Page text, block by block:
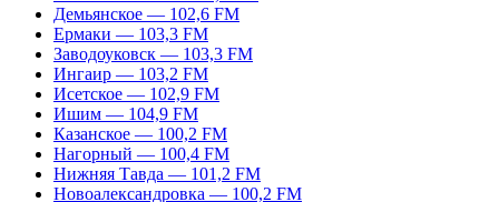
Демьянское — 102,6 FM
Ермаки — 103,3 FM
Заводоуковск — 103,3 FM
Ингаир — 103,2 FM
Исетское — 102,9 FM
Ишим — 104,9 FM
Казанское — 100,2 FM
Нагорный — 100,4 FM
Нижняя Тавда — 101,2 FM
Новоалександровка — 100,2 FM